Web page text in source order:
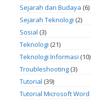
Sejarah dan Budaya (6)
Sejarah Teknologi (2)
Sosial (3)
Teknologi (21)
Teknologi Informasi (10)
Troubleshooting (3)
Tutorial (39)
Tutorial Microsoft Word